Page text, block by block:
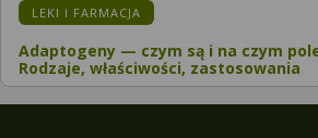
LEKI I FARMACJA
Adaptogeny — czym są i na czym
Rodzaje, właściwości, zastosowania